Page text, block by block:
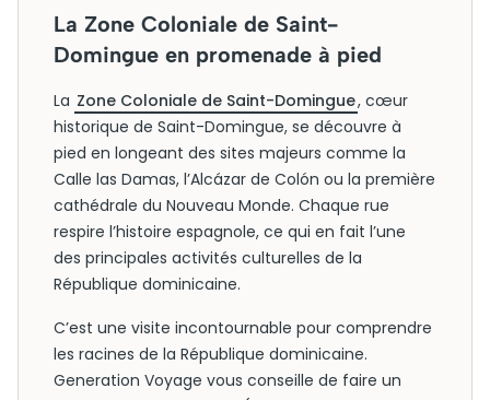
La Zone Coloniale de Saint-
Domingue en promenade à pied
La Zone Coloniale de Saint-Domingue, cœur
historique de Saint-Domingue, se découvre à
pied en longeant des sites majeurs comme la
Calle las Damas, l’Alcázar de Colón ou la première
cathédrale du Nouveau Monde. Chaque rue
respire l’histoire espagnole, ce qui en fait l’une
des principales activités culturelles de la
République dominicaine.
C’est une visite incontournable pour comprendre
les racines de la République dominicaine.
Generation Voyage vous conseille de faire un